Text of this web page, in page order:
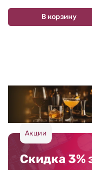
В корзину
Акции
Скидка 3%